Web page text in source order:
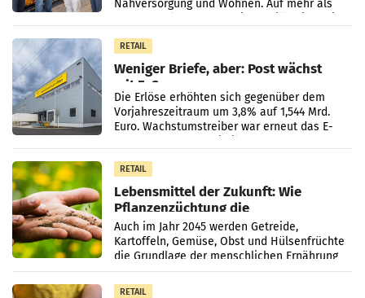
Nahversorgung und Wohnen. Auf mehr als
RETAIL
Weniger Briefe, aber: Post wächst
mit E-Commerce
Die Erlöse erhöhten sich gegenüber dem
Vorjahreszeitraum um 3,8% auf 1,544 Mrd.
Euro. Wachstumstreiber war erneut das E-
RETAIL
Lebensmittel der Zukunft: Wie
Pflanzenzüchtung die
Ernährungssicherheit sichert
Auch im Jahr 2045 werden Getreide,
Kartoffeln, Gemüse, Obst und Hülsenfrüchte
die Grundlage der menschlichen Ernährung
bilden. Allerdings verändern sich die
Eigenschaften der Pflanzen
RETAIL